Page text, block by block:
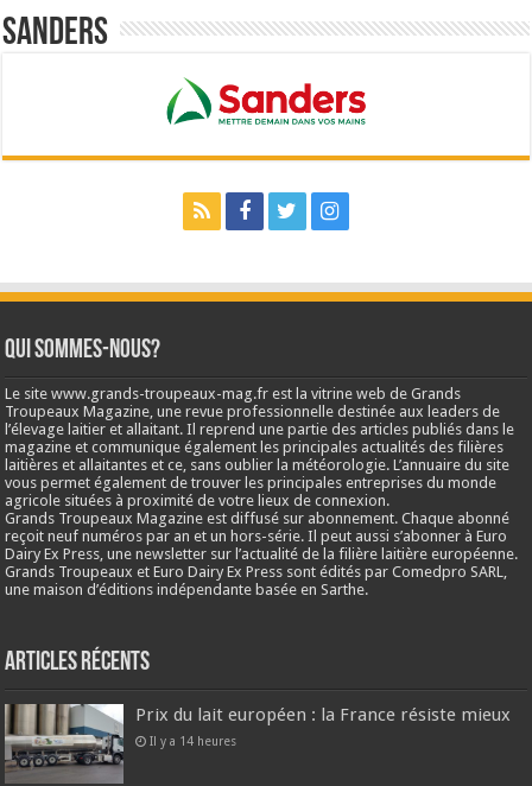
Sanders
Qui sommes-nous?
Le site www.grands-troupeaux-mag.fr est la vitrine web de Grands
Troupeaux Magazine, une revue professionnelle destinée aux leaders de
l’élevage laitier et allaitant. Il reprend une partie des articles publiés dans le
magazine et communique également les principales actualités des filières
laitières et allaitantes et ce, sans oublier la météorologie. L’annuaire du site
vous permet également de trouver les principales entreprises du monde
agricole situées à proximité de votre lieux de connexion.
Grands Troupeaux Magazine est diffusé sur abonnement. Chaque abonné
reçoit neuf numéros par an et un hors-série. Il peut aussi s’abonner à Euro
Dairy Ex Press, une newsletter sur l’actualité de la filière laitière européenne.
Grands Troupeaux et Euro Dairy Ex Press sont édités par Comedpro SARL,
une maison d’éditions indépendante basée en Sarthe.
Articles récents
Prix du lait européen : la France résiste mieux
Il y a 14 heures